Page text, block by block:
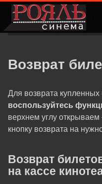
Возврат
Для возврата купленных
воспользуйтесь
верхнем углу
кнопку возврата на
Возврат
на кассе